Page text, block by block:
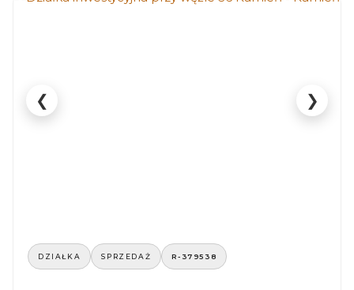
❮ ❯
DZIAŁKA SPRZEDAŻ R-379538